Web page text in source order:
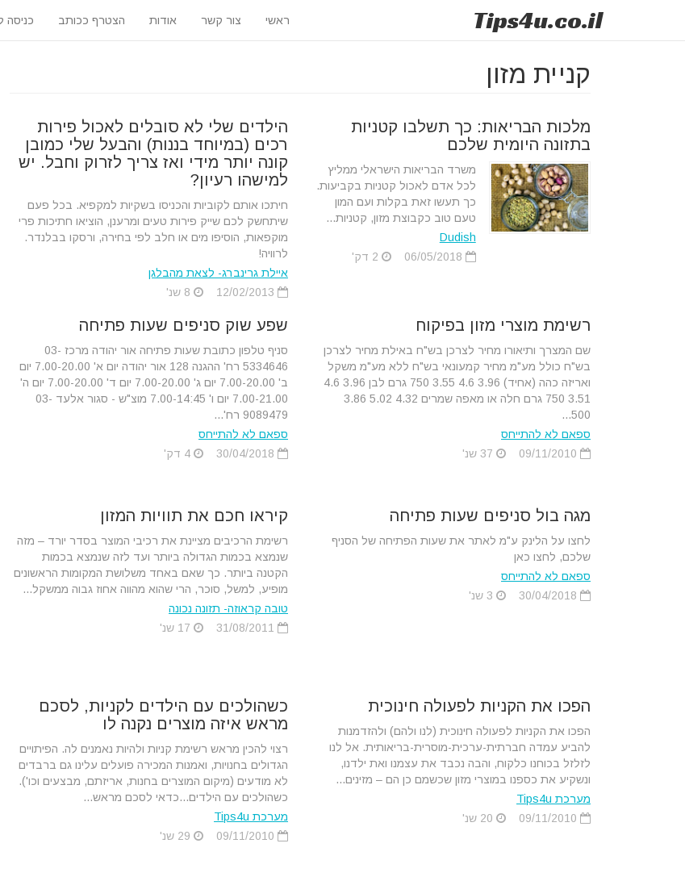
Tips4u.co.il ראשי צור קשר אודות הצטרף ככותב כניסה
קניית מזון
מלכות הבריאות: כך תשלבו קטניות
בתזונה היומית שלכם
משרד הבריאות הישראלי ממליץ
לכל אדם לאכול קטניות בקביעות.
כך תעשו זאת בקלות ועם המון
טעם טוב כקבוצת מזון, קטניות...
Dudish
הילדים שלי לא סובלים לאכול פירות
רכים (במיוחד בננות) והבעל שלי כמובן
קונה יותר מידי ואז צריך לזרוק וחבל. יש
למישהו רעיון?
חיתכו אותם לקוביות והכניסו בשקיות למקפיא. בכל פעם
שיתחשק לכם שייק פירות טעים ומרענן, הוציאו חתיכות פרי
מוקפאות, הוסיפו מים או חלב לפי בחירה, ורסקו בבלנדר.
לרוויה!
איילת גרינברג- לצאת מהבלגן
רשימת מוצרי מזון בפיקוח
שם המצרך ותיאורו מחיר לצרכן בש"ח באילת מחיר לצרכן
בש"ח כולל מע"מ מחיר קמעונאי בש"ח ללא מע"מ משקל
ואריזה כהה (אחיד) 3.96 4.6 3.55 750 גרם לבן 3.96 4.6
3.51 750 גרם חלה או מאפה שמרים 4.32 5.02 3.86
500...
ספאם לא להתייחס
שפע שוק סניפים שעות פתיחה
סניף טלפון כתובת שעות פתיחה אור יהודה מרכז 03-
5334646 רח' ההגנה 128 אור יהודה יום א' 7.00-20.00 יום
ב' 7.00-20.00 יום ג' 7.00-20.00 יום ד' 7.00-20.00 יום ה'
7.00-21.00 יום ו' 7.00-14:45 מוצ"ש - סגור אלעד 03-
9089479 רח'...
ספאם לא להתייחס
מגה בול סניפים שעות פתיחה
לחצו על הלינק ע"מ לאתר את שעות הפתיחה של הסניף
שלכם, לחצו כאן
ספאם לא להתייחס
קיראו חכם את תוויות המזון
רשימת הרכיבים מציינת את רכיבי המוצר בסדר יורד – מזה
שנמצא בכמות הגדולה ביותר ועד לזה שנמצא בכמות
הקטנה ביותר. כך שאם באחד משלושת המקומות הראשונים
מופיע, למשל, סוכר, הרי שהוא מהווה אחוז גבוה ממשקל...
טובה קראוזה- תזונה נכונה
הפכו את הקניות לפעולה חינוכית
הפכו את הקניות לפעולה חינוכית (לנו ולהם) ולהזדמנות
להביע עמדה חברתית-ערכית-מוסרית-בריאותית. אל לנו
לזלזל בכוחנו כלקוח, והבה נכבד את עצמנו ואת ילדנו,
ונשקיע את כספנו במוצרי מזון שכשמם כן הם – מזינים...
מערכת Tips4u
כשהולכים עם הילדים לקניות, לסכם
מראש איזה מוצרים נקנה לו
רצוי להכין מראש רשימת קניות ולהיות נאמנים לה. הפיתויים
הגדולים בחנויות, ואמנות המכירה פועלים עלינו גם ברבדים
לא מודעים (מיקום המוצרים בחנות, אריזתם, מבצעים וכו').
כשהולכים עם הילדים...כדאי לסכם מראש...
מערכת Tips4u